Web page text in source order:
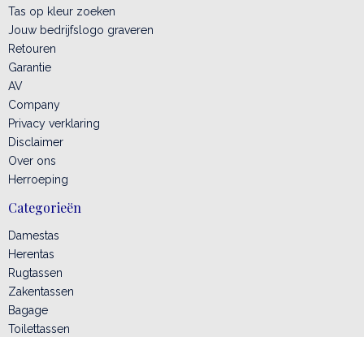
Tas op kleur zoeken
Jouw bedrijfslogo graveren
Retouren
Garantie
AV
Company
Privacy verklaring
Disclaimer
Over ons
Herroeping
Categorieën
Damestas
Herentas
Rugtassen
Zakentassen
Bagage
Toilettassen